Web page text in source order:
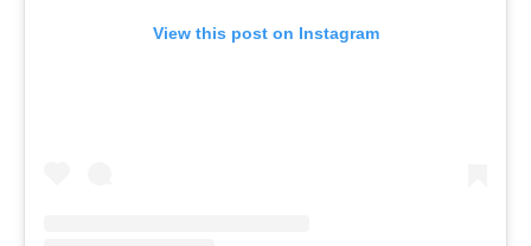
View this post on Instagram